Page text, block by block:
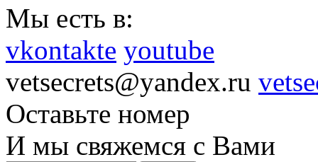
Мы есть в:
vkontakte youtube
vetsecrets@yandex.ru
Оставьте номер
И мы свяжемся с Вами